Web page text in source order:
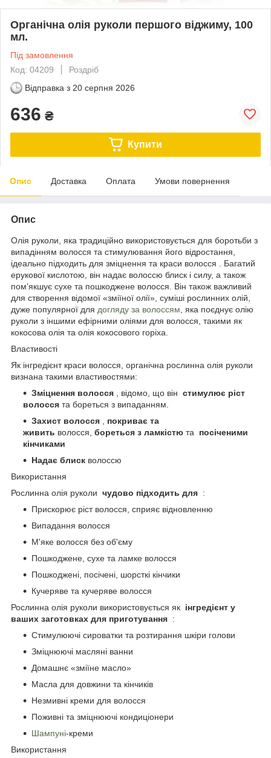
Органічна олія руколи першого віджиму, 100
мл.
Під замовлення
Код: 04209
Роздріб
Відправка з 20 серпня 2026
636 ₴
Купити
Опис Доставка Оплата Умови повернення
Опис
Олія руколи, яка традиційно використовується для боротьби з
випадінням волосся та стимулювання його відростання,
ідеально підходить для зміцнення та краси волосся . Багатий
ерукової кислотою, він надає волоссю блиск і силу, а також
пом’якшує сухе та пошкоджене волосся. Він також важливий
для створення відомої «зміїної олії», суміші рослинних олій,
дуже популярної для догляду за волоссям , яка поєднує олію
руколи з іншими ефірними оліями для волосся, такими як
кокосова олія та олія кокосового горіха.
Властивості
Як інгредієнт краси волосся, органічна рослинна олія руколи
визнана такими властивостями:
Зміцнення волосся , відомо, що він стимулює ріст
волосся та бореться з випаданням.
Захист волосся
покриває та
живить волосся, бореться з ламкістю та посіченими
кінчиками
Надає блиск волоссю
Використання
Рослинна олія руколи чудово підходить для :
Прискорює ріст волосся, сприяє відновленню
Випадання волосся
М'яке волосся без об'єму
Пошкоджене, сухе та ламке волосся
Пошкоджені, посічені, шорсткі кінчики
Кучеряве та кучеряве волосся
Рослинна олія руколи використовується як інгредієнт у
ваших заготовках для приготування :
Стимулюючі сироватки та розтирання шкіри голови
Зміцнюючі масляні ванни
Домашнє «зміїне масло»
Масла для довжини та кінчиків
Незмивні креми для волосся
Поживні та зміцнюючі кондиціонери
Шампуні-креми
Використання